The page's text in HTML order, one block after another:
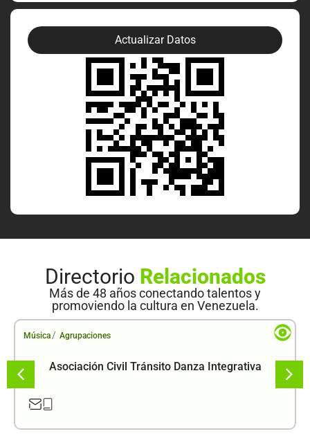
Actualizar Datos
Directorio Relacionados
Más de 48 años conectando talentos y
promoviendo la cultura en Venezuela.
Música / Agrupaciones
Asociación Civil Tránsito Danza Integrativa